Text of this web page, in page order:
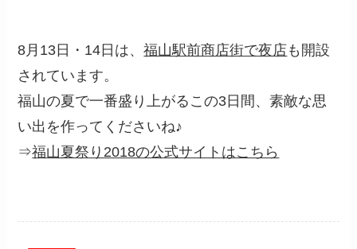
8月13日・14日は、福山駅前商店街で夜店も開設
されています。
福山の夏で一番盛り上がるこの3日間、素敵な思
い出を作ってくださいね♪
⇒福山夏祭り2018の公式サイトはこちら